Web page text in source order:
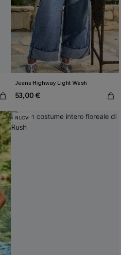
Jeans Highway Light Wash
53,00 €
NUOVI